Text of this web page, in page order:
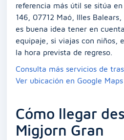
referencia más útil se sitúa en
146, 07712 Maó, Illes Balears,
es buena idea tener en
equipaje, si viajas con niños,
la hora prevista de regreso.
Consulta más servicios de
Ver ubicación en Google Maps
Cómo llegar
Migjorn Gran